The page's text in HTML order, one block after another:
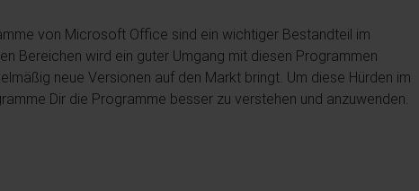
von Microsoft Office sind ein wichtiger Bestandteil im
Bereichen wird ein guter Umgang mit diesen Programmen
neue Versionen auf den Markt bringt. Um diese Hürden im
Dir die Programme besser zu verstehen und anzuwenden.